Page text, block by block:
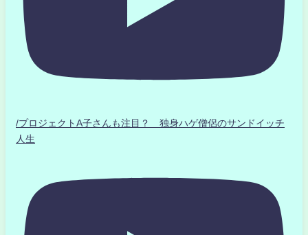
/プロジェクトA子さんも注目？ 独身ハゲ僧侶のサンドイッチ
人生